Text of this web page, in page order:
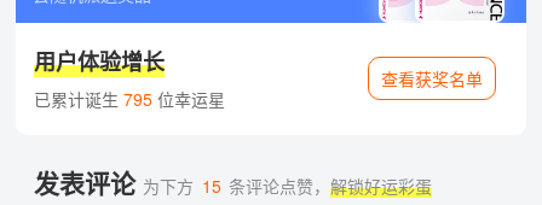
用户体验增长
已累计诞生 795位幸运星
查看获奖名单
发表评论 为下方 15 条评论点赞，解锁好运彩蛋